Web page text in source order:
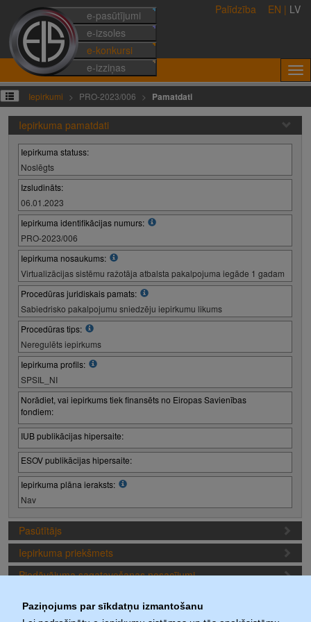
Paziņojums par sīkdatņu izmantošanu
e-pasūtījumi
e-izsoles
e-konkursi
e-izziņas
Palīdzība EN | LV
Iepirkumi PRO-2023/006 Pamatdati
Iepirkuma pamatdati
Iepirkuma statuss:
Noslēgts
Izsludināts:
06.01.2023
Iepirkuma identifikācijas numurs:
PRO-2023/006
Iepirkuma nosaukums:
Virtualizācijas sistēmu ražotāja atbalsta pakalpojuma iegāde 1 gadam
Procedūras juridiskais pamats:
Sabiedrisko pakalpojumu sniedzēju iepirkumu likums
Procedūras tips:
Neregulēts iepirkums
Iepirkuma profils:
SPSIL_NI
Norādiet, vai iepirkums tiek finansēts no Eiropas Savienības
fondiem:
IUB publikācijas hipersaite:
ESOV publikācijas hipersaite:
Iepirkuma plāna ieraksts:
Nav
Pasūtītājs
Iepirkuma priekšmets
Piedāvājuma sagatavošanas nosacījumi
Dokumenti (aktuālie)